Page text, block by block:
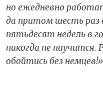
но ежедневно
да притом шесть раз
пятьдесят недель в
никогда не научится.
обойтись без немцев!»